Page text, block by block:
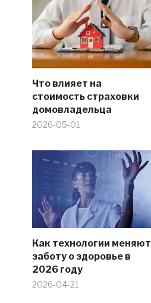
Что влияет на
стоимость страховки
домовладельца
2026-05-01
Как технологии меняют
заботу о здоровье в
2026 году
2026-04-21